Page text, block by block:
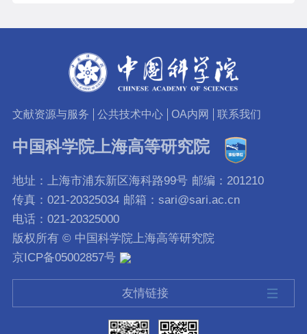
文献资源与服务 公共技术中心 OA内网 联系我们
中国科学院上海高等研究院
地址：上海市浦东新区海科路99号 邮编：201210
传真：021-20325034 邮箱：sari@sari.ac.cn
电话：021-20325000
版权所有 © 中国科学院上海高等研究院
京ICP备05002857号
友情链接